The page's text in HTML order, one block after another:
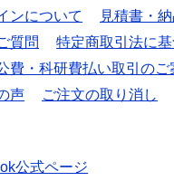
ンについて
見積書・
質問
特定商取引法に
費・科研費払い取引のご
声 ご注文の取り消し
公式ページ